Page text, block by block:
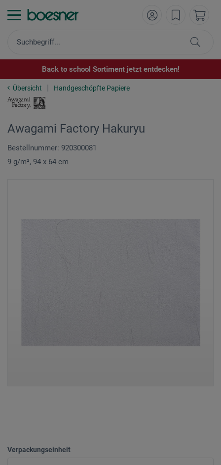
Back to school Sortiment jetzt entdecken!
Übersicht Handgeschöpfte Papiere
Awagami Factory Hakuryu
Bestellnummer: 920300081
9 g/m², 94 x 64 cm
Verpackungseinheit